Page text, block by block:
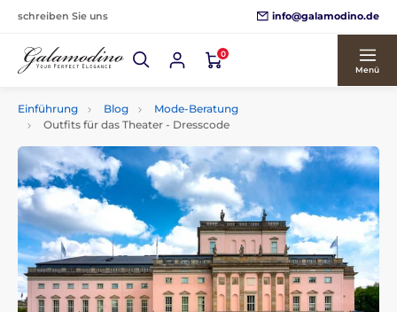
schreiben Sie uns info@galamodino.de
0
Menü
Einführung Blog
Mode-Beratung
Outfits für das Theater - Dresscode